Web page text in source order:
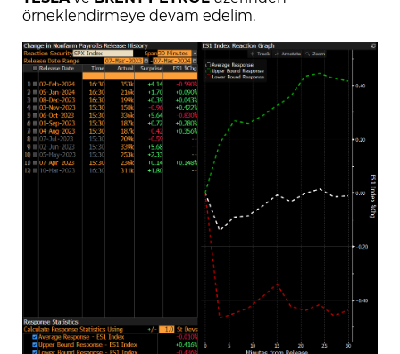
örneklendirmeye devam edelim.